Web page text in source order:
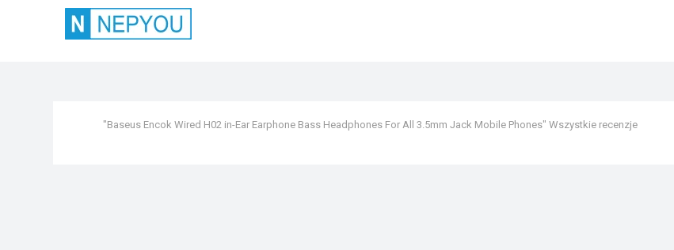
"Baseus Encok Wired H02 in-Ear Earphone Bass Headphones For All 3.5mm Jack Mobile Phones" Wszystkie recenzje